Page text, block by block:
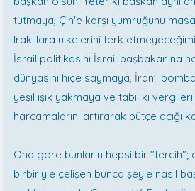
tutmaya, Çin'e karşı yumruğunu
Iraklılara ülkelerini terk
İsrail politikasını İsrail başbakanına
dünyasını hiçe saymaya, İran'ı
yeşil ışık yakmaya ve tabii ki
harcamalarını artırarak bütçe açığı
Ona göre bunların hepsi bir "tercih";
birbiriyle çelişen bunca şeyle nasıl